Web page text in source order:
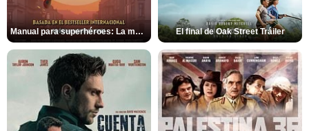
Manual para superhéroes: La máscara roja Tráiler El final de Oak Street Tráiler